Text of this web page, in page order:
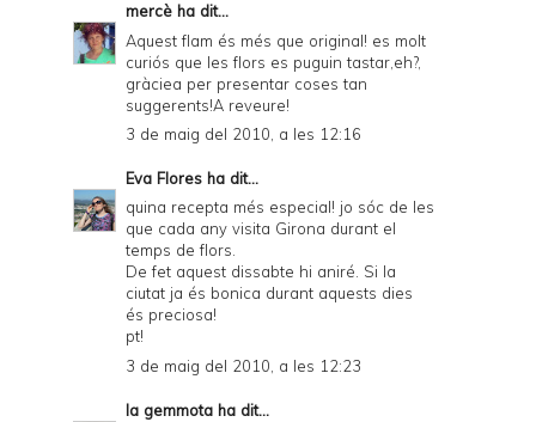
mercè ha dit...
Aquest flam és més que original! es molt
curiós que les flors es puguin tastar,eh?,
gràciea per presentar coses tan
suggerents!A reveure!
3 de maig del 2010, a les 12:16
Eva Flores ha dit...
quina recepta més especial! jo sóc de les
que cada any visita Girona durant el
temps de flors.
De fet aquest dissabte hi aniré. Si la
ciutat ja és bonica durant aquests dies
és preciosa!
pt!
3 de maig del 2010, a les 12:23
la gemmota ha dit...